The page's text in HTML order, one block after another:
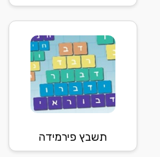
תשבץ פירמידה